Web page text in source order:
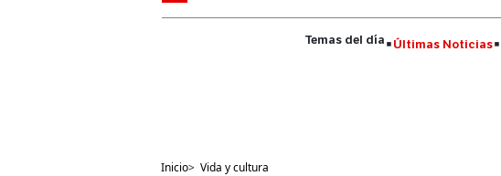
Últimas Noticias
Inicio> Vida y cultura